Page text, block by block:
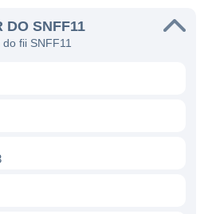
tipos de fundos,
uma rentabilidade
aos seus cotistas. A
é voltada para
têm potencial de
bons rendimentos,
a melhor relação risco-
DO SNFF11
fii SNFF11